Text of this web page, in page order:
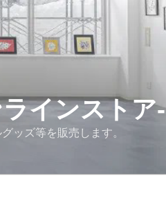
インストア-
ッズ等を販売します。